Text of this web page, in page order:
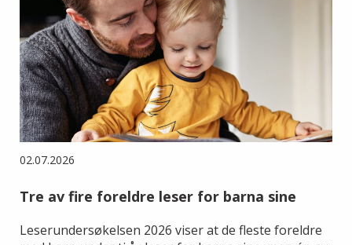
02.07.2026
Tre av fire foreldre leser for barna sine
Leserundersøkelsen 2026 viser at de fleste foreldre